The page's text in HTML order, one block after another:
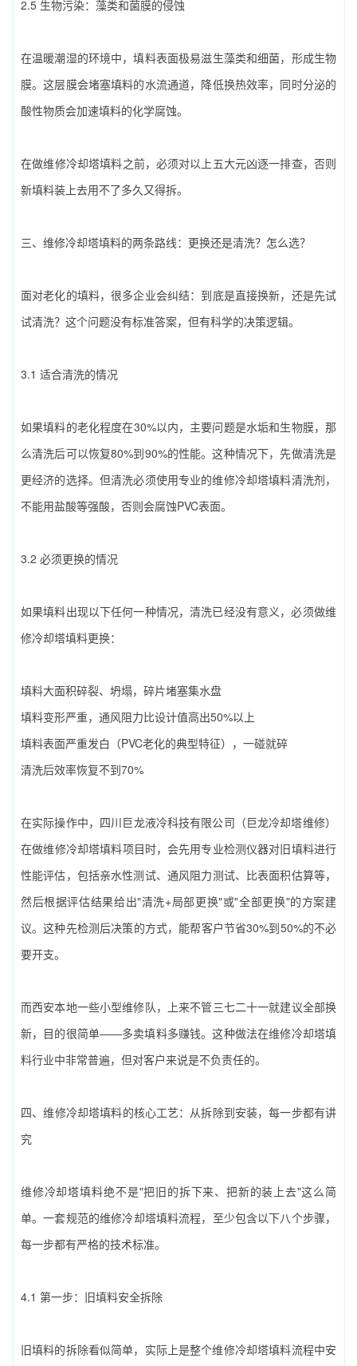
2.5 生物污染：藻类和菌膜的侵蚀
在温暖潮湿的环境中，填料表面极易滋生藻类和细菌，形成生物
膜。这层膜会堵塞填料的水流通道，降低换热效率，同时分泌的
酸性物质会加速填料的化学腐蚀。
在做‌维修冷却塔填料‌之前，必须对以上五大元凶逐一排查，否则
新填料装上去用不了多久又得拆。
三、‌维修冷却塔填料‌的两条路线：更换还是清洗？怎么选？
面对老化的填料，很多企业会纠结：到底是直接换新，还是先试
试清洗？这个问题没有标准答案，但有科学的决策逻辑。
3.1 适合清洗的情况
如果填料的老化程度在30%以内，主要问题是水垢和生物膜，那
么清洗后可以恢复80%到90%的性能。这种情况下，先做清洗是
更经济的选择。但清洗必须使用专业的‌维修冷却塔填料‌清洗剂，
不能用盐酸等强酸，否则会腐蚀PVC表面。
3.2 必须更换的情况
如果填料出现以下任何一种情况，清洗已经没有意义，必须做‌维
修冷却塔填料‌更换：
填料大面积碎裂、坍塌，碎片堵塞集水盘
填料变形严重，通风阻力比设计值高出50%以上
填料表面严重发白（PVC老化的典型特征），一碰就碎
清洗后效率恢复不到70%
在实际操作中，‌四川巨龙液冷科技有限公司（巨龙冷却塔维修）‌
在做‌维修冷却塔填料‌项目时，会先用专业检测仪器对旧填料进行
性能评估，包括亲水性测试、通风阻力测试、比表面积估算等，
然后根据评估结果给出"清洗+局部更换"或"全部更换"的方案建
议。这种先检测后决策的方式，能帮客户节省30%到50%的不必
要开支。
而西安本地一些小型维修队，上来不管三七二十一就建议全部换
新，目的很简单——多卖填料多赚钱。这种做法在‌维修冷却塔填
料‌行业中非常普遍，但对客户来说是不负责任的。
四、‌维修冷却塔填料‌的核心工艺：从拆除到安装，每一步都有讲
究
维修冷却塔填料‌绝不是"把旧的拆下来、把新的装上去"这么简
单。一套规范的‌维修冷却塔填料‌流程，至少包含以下八个步骤，
每一步都有严格的技术标准。
4.1 第一步：旧填料安全拆除
旧填料的拆除看似简单，实际上是整个‌维修冷却塔填料‌流程中安